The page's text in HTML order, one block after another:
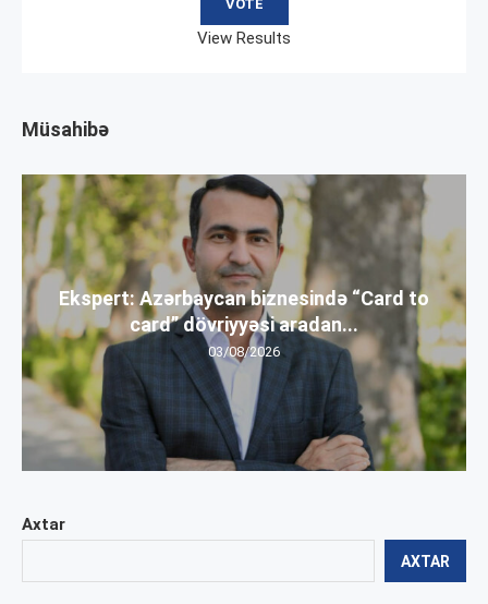
Axtar
AXTAR
View Results
Müsahibə
Ekspert: Azərbaycan biznesində “Card to
card” dövriyyəsi aradan...
03/08/2026